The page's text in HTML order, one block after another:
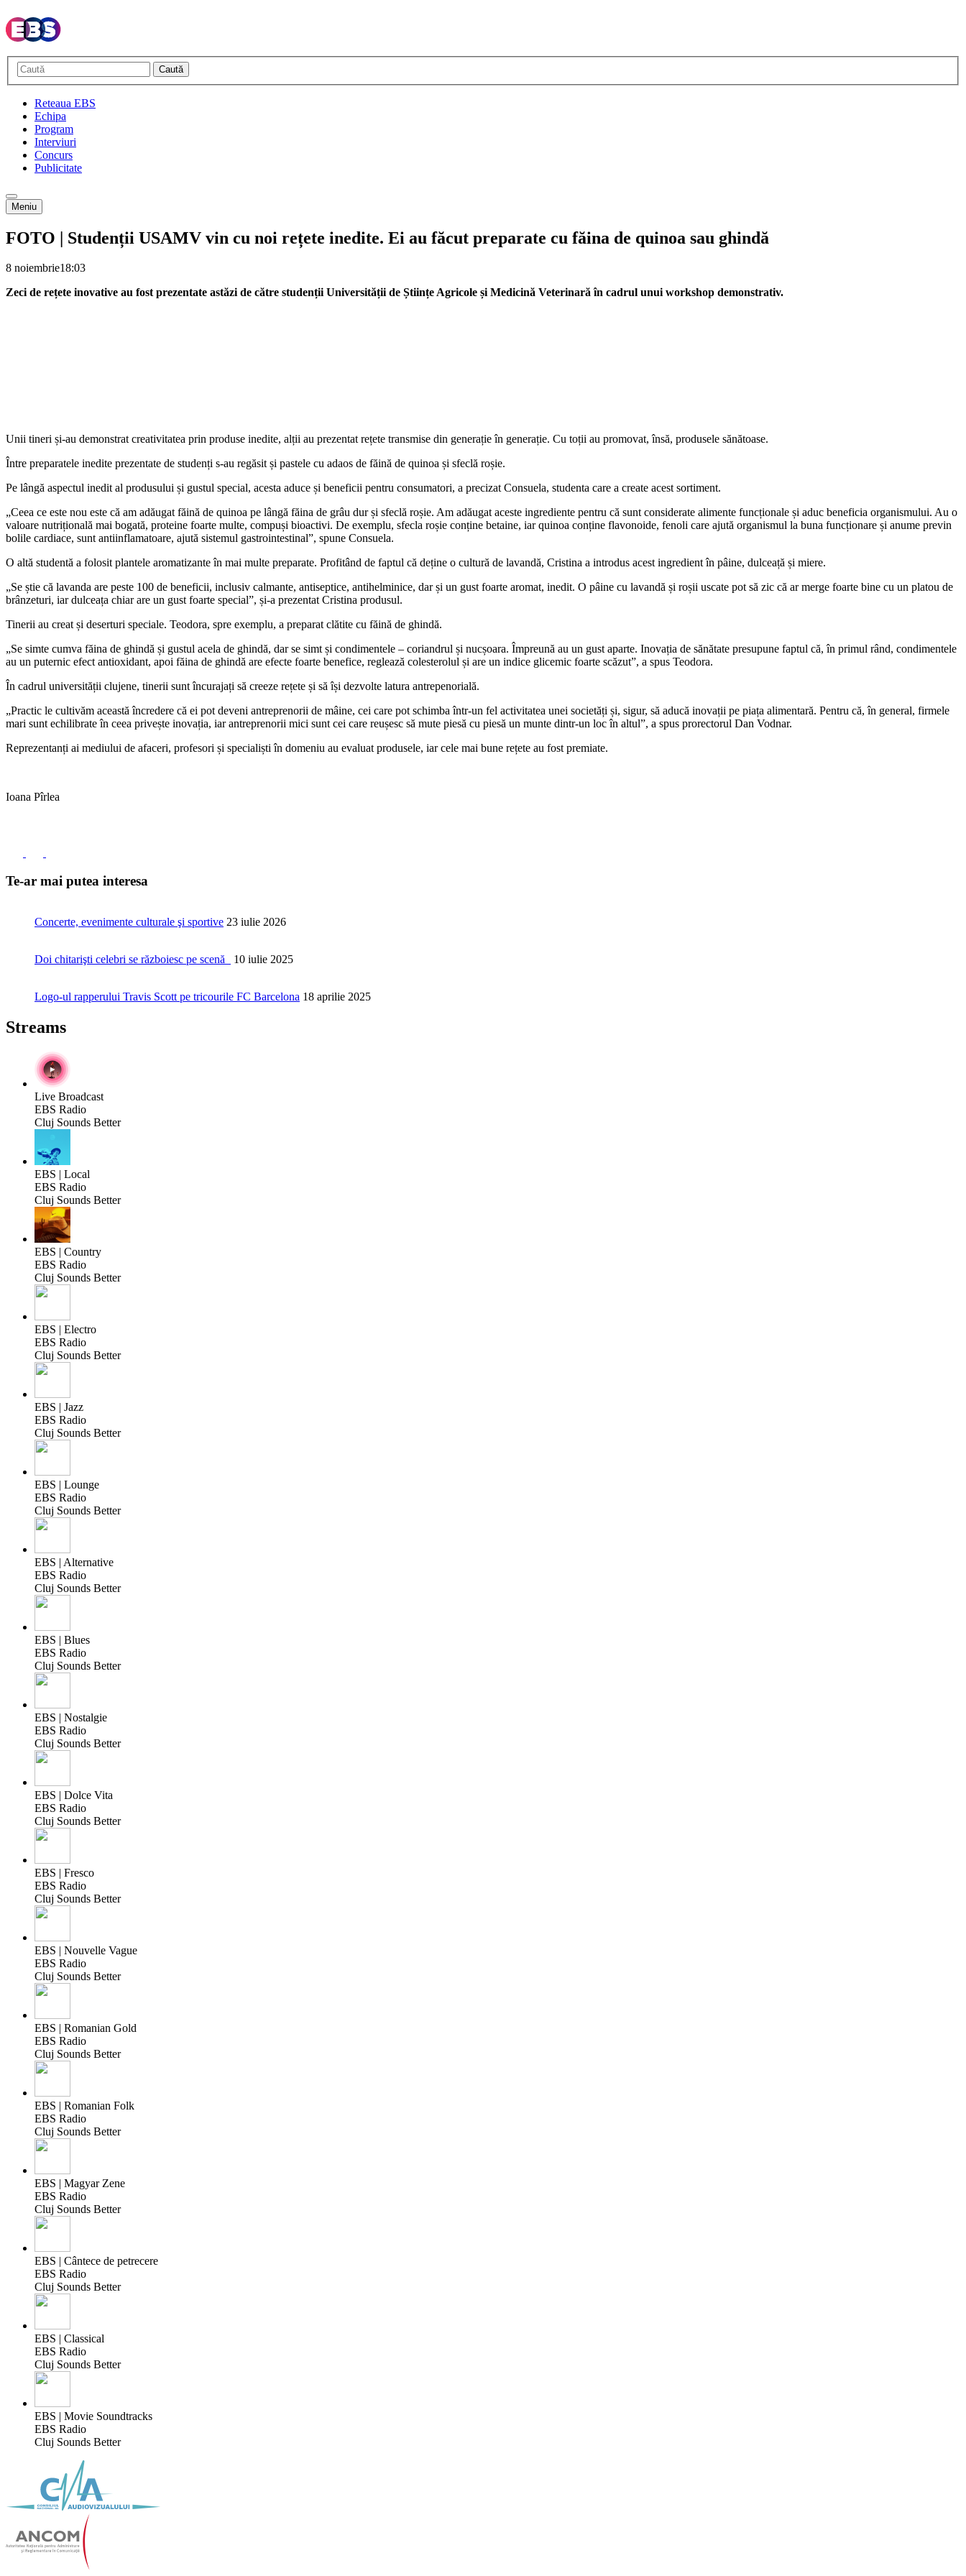
Caută
Reteaua EBS
Echipa
Program
Interviuri
Concurs
Publicitate
Meniu
FOTO | Studenții USAMV vin cu noi rețete inedite. Ei au făcut preparate cu făina de quinoa sau ghindă
8 noiembrie18:03
Zeci de rețete inovative au fost prezentate astăzi de către studenții Universității de Științe Agricole și Medicină Veterinară în cadrul unui workshop demonstrativ.
Unii tineri și-au demonstrat creativitatea prin produse inedite, alții au prezentat rețete transmise din generație în generație. Cu toții au promovat, însă, produsele sănătoase.
Între preparatele inedite prezentate de studenți s-au regăsit și pastele cu adaos de făină de quinoa și sfeclă roșie.
Pe lângă aspectul inedit al produsului și gustul special, acesta aduce și beneficii pentru consumatori, a precizat Consuela, studenta care a create acest sortiment.
„Ceea ce este nou este că am adăugat făină de quinoa pe lângă făina de grâu dur și sfeclă roșie. Am adăugat aceste ingrediente pentru că sunt considerate alimente funcționale și aduc beneficia organismului. Au o
valoare nutrițională mai bogată, proteine foarte multe, compuși bioactivi. De exemplu, sfecla roșie conține betaine, iar quinoa conține flavonoide, fenoli care ajută organismul la buna funcționare și anume previn
bolile cardiace, sunt antiinflamatoare, ajută sistemul gastrointestinal”, spune Consuela.
O altă studentă a folosit plantele aromatizante în mai multe preparate. Profitând de faptul că deține o cultură de lavandă, Cristina a introdus acest ingredient în pâine, dulceață și miere.
„Se știe că lavanda are peste 100 de beneficii, inclusiv calmante, antiseptice, antihelminice, dar și un gust foarte aromat, inedit. O pâine cu lavandă și roșii uscate pot să zic că ar merge foarte bine cu un platou de
brânzeturi, iar dulceața chiar are un gust foarte special”, și-a prezentat Cristina produsul.
Tinerii au creat și deserturi speciale. Teodora, spre exemplu, a preparat clătite cu făină de ghindă.
„Se simte cumva făina de ghindă și gustul acela de ghindă, dar se simt și condimentele – coriandrul și nucșoara. Împreună au un gust aparte. Inovația de sănătate presupune faptul că, în primul rând, condimentele
au un puternic efect antioxidant, apoi făina de ghindă are efecte foarte benefice, reglează colesterolul și are un indice glicemic foarte scăzut”, a spus Teodora.
În cadrul universității clujene, tinerii sunt încurajați să creeze rețete și să își dezvolte latura antrepenorială.
„Practic le cultivăm această încredere că ei pot deveni antreprenorii de mâine, cei care pot schimba într-un fel activitatea unei societăți și, sigur, să aducă inovații pe piața alimentară. Pentru că, în general, firmele
mari sunt echilibrate în ceea privește inovația, iar antreprenorii mici sunt cei care reușesc să mute piesă cu piesă un munte dintr-un loc în altul”, a spus prorectorul Dan Vodnar.
Reprezentanți ai mediului de afaceri, profesori și specialiști în domeniu au evaluat produsele, iar cele mai bune rețete au fost premiate.
Ioana Pîrlea
Te-ar mai putea interesa
Concerte, evenimente culturale şi sportive 23 iulie 2026
Doi chitarişti celebri se războiesc pe scenă 10 iulie 2025
Logo-ul rapperului Travis Scott pe tricourile FC Barcelona 18 aprilie 2025
Streams
Live Broadcast
EBS Radio
Cluj Sounds Better
EBS | Local
EBS Radio
Cluj Sounds Better
EBS | Country
EBS Radio
Cluj Sounds Better
EBS | Electro
EBS Radio
Cluj Sounds Better
EBS | Jazz
EBS Radio
Cluj Sounds Better
EBS | Lounge
EBS Radio
Cluj Sounds Better
EBS | Alternative
EBS Radio
Cluj Sounds Better
EBS | Blues
EBS Radio
Cluj Sounds Better
EBS | Nostalgie
EBS Radio
Cluj Sounds Better
EBS | Dolce Vita
EBS Radio
Cluj Sounds Better
EBS | Fresco
EBS Radio
Cluj Sounds Better
EBS | Nouvelle Vague
EBS Radio
Cluj Sounds Better
EBS | Romanian Gold
EBS Radio
Cluj Sounds Better
EBS | Romanian Folk
EBS Radio
Cluj Sounds Better
EBS | Magyar Zene
EBS Radio
Cluj Sounds Better
EBS | Cântece de petrecere
EBS Radio
Cluj Sounds Better
EBS | Classical
EBS Radio
Cluj Sounds Better
EBS | Movie Soundtracks
EBS Radio
Cluj Sounds Better